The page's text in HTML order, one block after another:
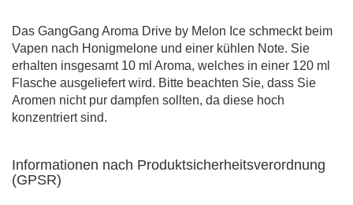
Das GangGang Aroma Drive by Melon Ice schmeckt beim
Vapen nach Honigmelone und einer kühlen Note. Sie
erhalten insgesamt 10 ml Aroma, welches in einer 120 ml
Flasche ausgeliefert wird. Bitte beachten Sie, dass Sie
Aromen nicht pur dampfen sollten, da diese hoch
konzentriert sind.
Informationen nach Produktsicherheitsverordnung
(GPSR)